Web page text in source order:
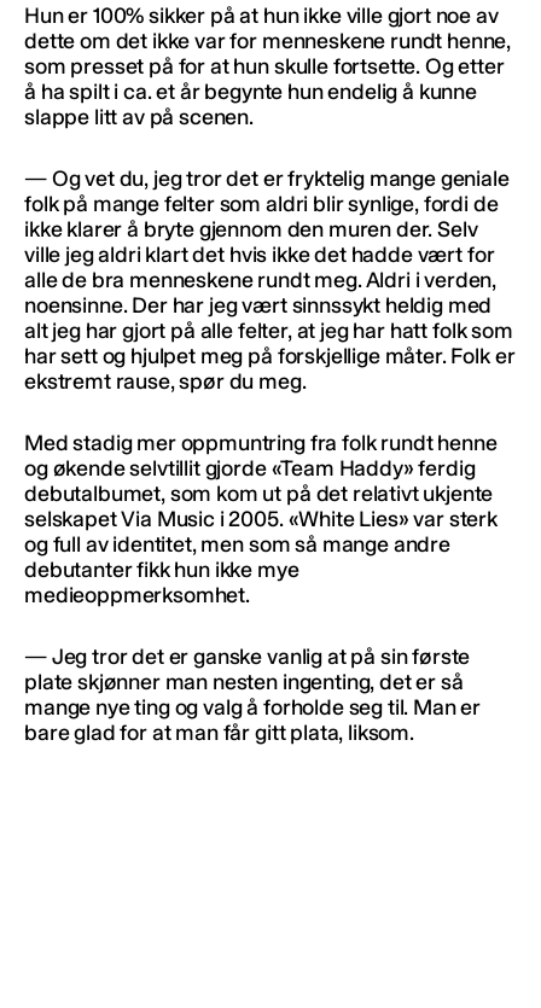
Hun er 100% sikker på at hun ikke ville gjort noe av
dette om det ikke var for menneskene rundt henne,
som presset på for at hun skulle fortsette. Og etter
å ha spilt i ca. et år begynte hun endelig å kunne
slappe litt av på scenen.
— Og vet du, jeg tror det er fryktelig mange geniale
folk på mange felter som aldri blir synlige, fordi de
ikke klarer å bryte gjennom den muren der. Selv
ville jeg aldri klart det hvis ikke det hadde vært for
alle de bra menneskene rundt meg. Aldri i verden,
noensinne. Der har jeg vært sinnssykt heldig med
alt jeg har gjort på alle felter, at jeg har hatt folk som
har sett og hjulpet meg på forskjellige måter. Folk er
ekstremt rause, spør du meg.
Med stadig mer oppmuntring fra folk rundt henne
og økende selvtillit gjorde «Team Haddy» ferdig
debutalbumet, som kom ut på det relativt ukjente
selskapet Via Music i 2005. «White Lies» var sterk
og full av identitet, men som så mange andre
debutanter fikk hun ikke mye
medieoppmerksomhet.
— Jeg tror det er ganske vanlig at på sin første
plate skjønner man nesten ingenting, det er så
mange nye ting og valg å forholde seg til. Man er
bare glad for at man får gitt plata, liksom.